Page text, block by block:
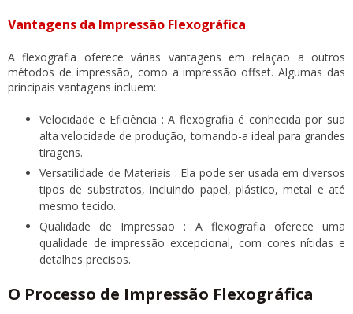
Vantagens da Impressão Flexográfica
A flexografia oferece várias vantagens em relação a outros
métodos de impressão, como a impressão offset. Algumas das
principais vantagens incluem:
Velocidade e Eficiência : A flexografia é conhecida por sua
alta velocidade de produção, tornando-a ideal para grandes
tiragens.
Versatilidade de Materiais : Ela pode ser usada em diversos
tipos de substratos, incluindo papel, plástico, metal e até
mesmo tecido.
Qualidade de Impressão : A flexografia oferece uma
qualidade de impressão excepcional, com cores nítidas e
detalhes precisos.
O Processo de Impressão Flexográfica